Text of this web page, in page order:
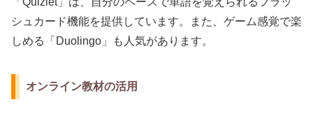
シュカード機能を提供しています。また、ゲーム感覚で楽
しめる「Duolingo」も人気があります。
オンライン教材の活用